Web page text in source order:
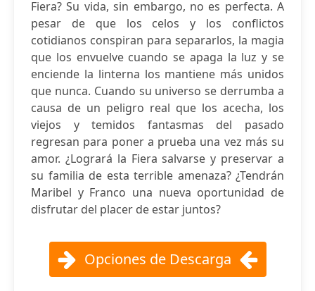
Fiera? Su vida, sin embargo, no es perfecta. A
pesar de que los celos y los conflictos
cotidianos conspiran para separarlos, la magia
que los envuelve cuando se apaga la luz y se
enciende la linterna los mantiene más unidos
que nunca. Cuando su universo se derrumba a
causa de un peligro real que los acecha, los
viejos y temidos fantasmas del pasado
regresan para poner a prueba una vez más su
amor. ¿Logrará la Fiera salvarse y preservar a
su familia de esta terrible amenaza? ¿Tendrán
Maribel y Franco una nueva oportunidad de
disfrutar del placer de estar juntos?
Opciones de Descarga